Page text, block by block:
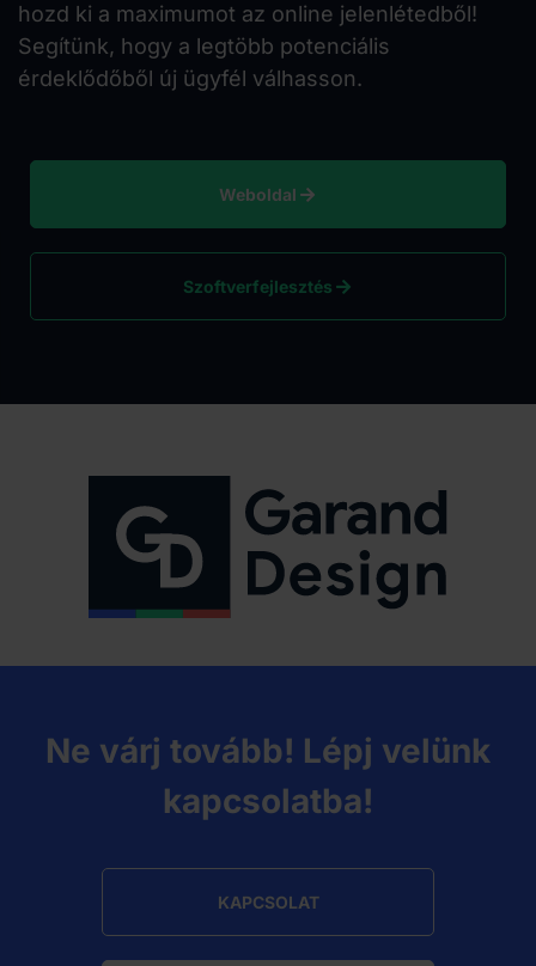
hozd ki a maximumot az online jelenlétedből!
Segítünk, hogy a legtöbb potenciális
érdeklődőből új ügyfél válhasson.
Weboldal
Szoftverfejlesztés
Ne várj tovább! Lépj velünk
kapcsolatba!
KAPCSOLAT